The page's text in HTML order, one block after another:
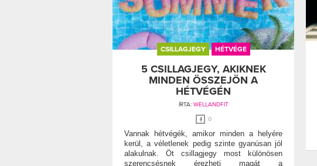
CSILLAGJEGY HÉTVÉGE
5 CSILLAGJEGY, AKIKNEK
MINDEN ÖSSZEJÖN A
HÉTVÉGÉN
ÍRTA: WELLANDFIT
0
Vannak hétvégék, amikor minden a helyére
kerül, a véletlenek pedig szinte gyanúsan jól
alakulnak. Öt csillagjegy most különösen
szerencsésnek érezheti magát a